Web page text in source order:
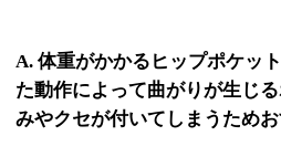
A. 体重がかかるヒップポケッ
た動作によって曲がりが生じ
みやクセが付いてしまうためお